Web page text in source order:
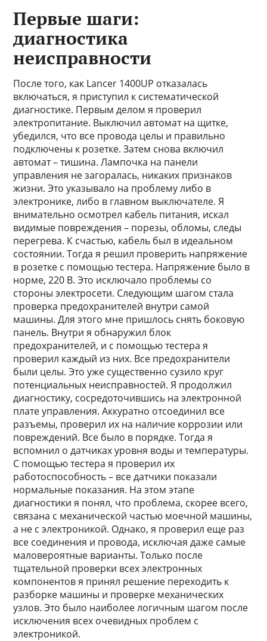
Первые шаги:
диагностика
неисправности
После того, как Lancer 1400UP отказалась
включаться, я приступил к систематической
диагностике. Первым делом я проверил
электропитание. Выключил автомат на щитке,
убедился, что все провода целы и правильно
подключены к розетке. Затем снова включил
автомат – тишина. Лампочка на панели
управления не загоралась, никаких признаков
жизни. Это указывало на проблему либо в
электронике, либо в главном выключателе. Я
внимательно осмотрел кабель питания, искал
видимые повреждения – порезы, обломы, следы
перегрева. К счастью, кабель был в идеальном
состоянии. Тогда я решил проверить напряжение
в розетке с помощью тестера. Напряжение было в
норме, 220 В. Это исключало проблемы со
стороны электросети. Следующим шагом стала
проверка предохранителей внутри самой
машины. Для этого мне пришлось снять боковую
панель. Внутри я обнаружил блок
предохранителей, и с помощью тестера я
проверил каждый из них. Все предохранители
были целы. Это уже существенно сузило круг
потенциальных неисправностей. Я продолжил
диагностику, сосредоточившись на электронной
плате управления. Аккуратно отсоединил все
разъемы, проверил их на наличие коррозии или
повреждений. Все было в порядке. Тогда я
вспомнил о датчиках уровня воды и температуры.
С помощью тестера я проверил их
работоспособность – все датчики показали
нормальные показания. На этом этапе
диагностики я понял, что проблема, скорее всего,
связана с механической частью моечной машины,
а не с электроникой. Однако, я проверил еще раз
все соединения и провода, исключая даже самые
маловероятные варианты. Только после
тщательной проверки всех электронных
компонентов я принял решение переходить к
разборке машины и проверке механических
узлов. Это было наиболее логичным шагом после
исключения всех очевидных проблем с
электроникой.